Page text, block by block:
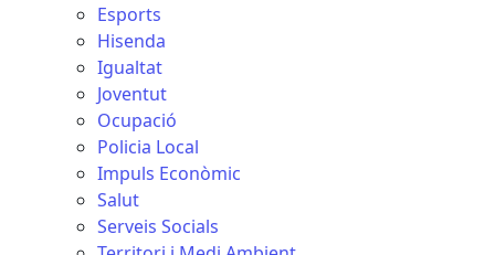
Esports
Hisenda
Igualtat
Joventut
Ocupació
Policia Local
Impuls Econòmic
Salut
Serveis Socials